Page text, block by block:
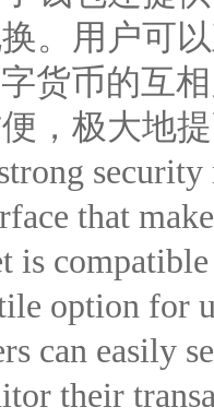
。用户可
货币的互
，极大地
security
that
is
option for
can easily
their